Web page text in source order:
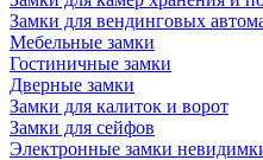
Замки для вендинговых
Мебельные замки
Гостиничные замки
Дверные замки
Замки для калиток и ворот
Замки для сейфов
Электронные замки